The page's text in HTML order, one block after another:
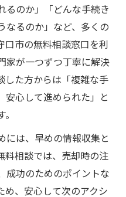
るのか」「どんな手続き
なるのか」など、多くの
口市の無料相談窓口を利
家が一つずつ丁寧に解決
した方からは「複雑な手
安心して進められた」と
には、早めの情報収集と
料相談では、売却時の注
成功のためのポイントな
め、安心して次のアクシ